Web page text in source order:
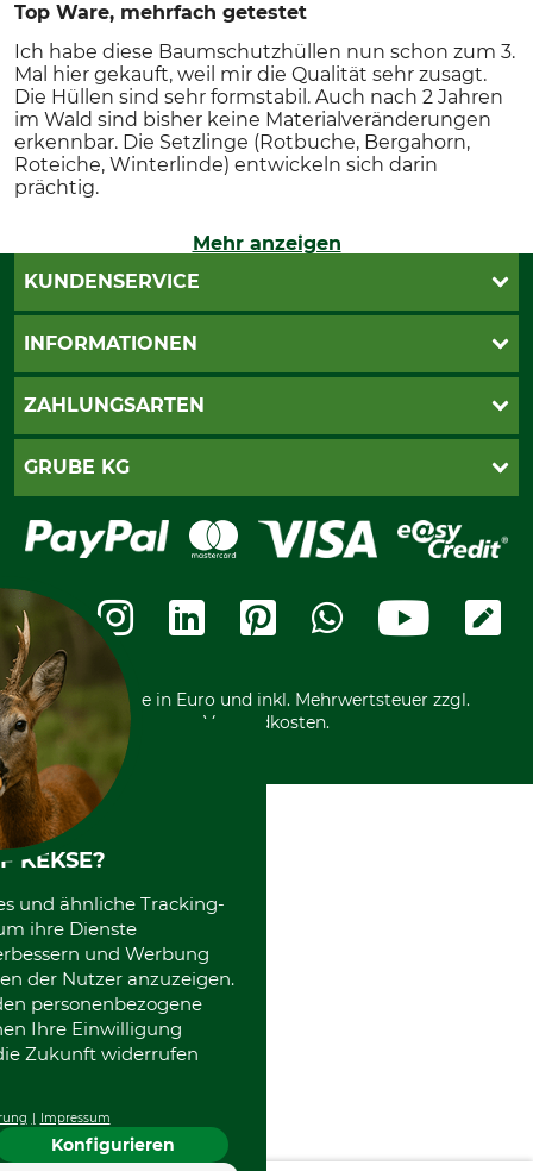
Top Ware, mehrfach getestet
Ich habe diese Baumschutzhüllen nun schon zum 3.
Mal hier gekauft, weil mir die Qualität sehr zusagt.
Die Hüllen sind sehr formstabil. Auch nach 2 Jahren
im Wald sind bisher keine Materialveränderungen
erkennbar. Die Setzlinge (Rotbuche, Bergahorn,
Roteiche, Winterlinde) entwickeln sich darin
prächtig.
Mehr anzeigen
KUNDENSERVICE
Live-Shopping
Seilwindenprüfung
Cookie-Einstellungen
INFORMATIONEN
AGB
Bestellung widerrufen
Widerrufsformular
Kostenloser Rückversand
Nachhaltigkeit
Entsorgung und Umwelt
Datenschutz Print
ZAHLUNGSARTEN
PayPal
Bankeinzug
Ratenkauf
Vorkasse
GRUBE KG
Leitbild
Karriere
Ladengeschäft
Motorgeräteshop
Über uns
Community
International
Kooperationen
Alle Preise in Euro und inkl. Mehrwertsteuer zzgl.
Versandkosten.
KEKSE?
und ähnliche Tracking-
ihre Dienste
und Werbung
der Nutzer anzuzeigen.
personenbezogene
Ihre Einwilligung
Zukunft widerrufen
Impressum
Konfigurieren